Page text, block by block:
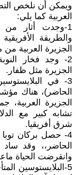
ويمكن أن نلخص
العربية كما يلي:
1-وجدت أثار من
والطريقة
الجزيرة العربية
2- وجد فخار
الجزيرة مثل ظفار.
الحاضر)، هناك
الجزيرة العربية،
تشابه كبير مع
شرق أفريقيا.
وانقرضت الحياة
5-البلايستوسين